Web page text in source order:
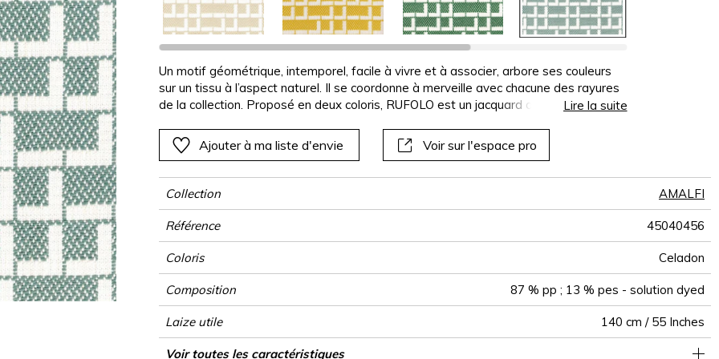
Rose
Rouge
Vert
Violet
Rouge
Violet
Rouge
Violet
Végétal
Rouge
Violet
Végétal
Un motif géométrique, intemporel, facile à vivre et à associer, arbore ses couleurs
sur un tissu à l’aspect naturel. Il se coordonne à merveille avec chacune des rayures
de la collection. Proposé en deux coloris, RUFOLO est un jacquard de polypropylène
Lire la suite
Ajouter à ma liste d'envie Voir sur l'espace pro
Collection AMALFI
Référence 45040456
Coloris Celadon
Composition 87 % pp ; 13 % pes - solution dyed
Laize utile 140 cm / 55 Inches
Raccord Raccord droit
Test Martindale 20000
Usage
Siège à usage classique : 20.000 à 40.000 cycles (Martindale) et/ou 15,000
Wyzenbeek 30000
Sens De large
Poids g/m² 415
Usage
Entretien
Pays d'origine Italie
Rapport Horizontal 35 cm / 14 Inches
Rapport Vertical 33 cm / 13 Inches
Caractéristiques Outdoor
Séchage rapide
Voir toutes les caractéristiques